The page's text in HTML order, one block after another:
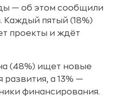
— об этом сообщили
Каждый пятый (18%)
проекты и ждёт
(48%) ищет новые
а 13% —
финансирования.